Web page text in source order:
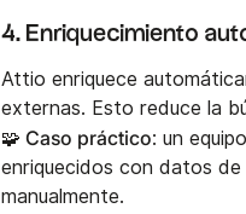
4. Enriquecimiento
Attio enriquece
externas. Esto reduce la
🧩 Caso práctico: un
enriquecidos con datos
manualmente.